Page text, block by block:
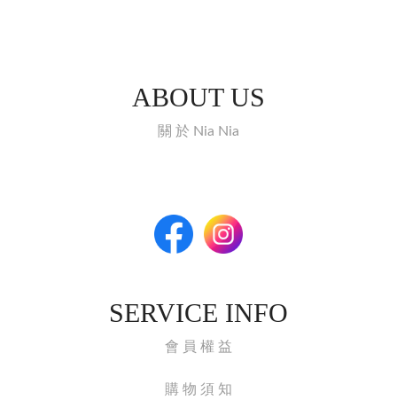
ABOUT US
關 於 Nia Nia
SERVICE INFO
會 員 權 益
購 物 須 知